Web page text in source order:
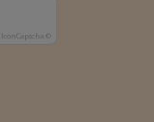
IconCaptcha ©